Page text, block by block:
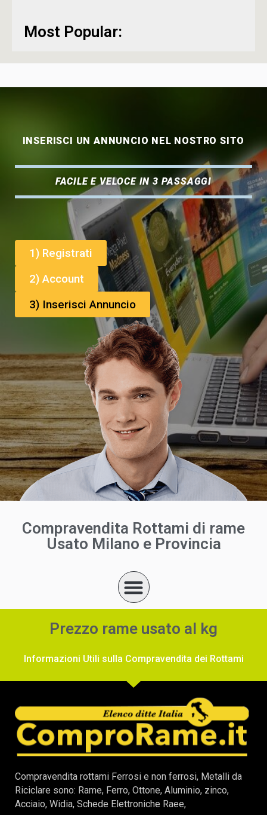
Most Popular:
INSERISCI UN ANNUNCIO NEL NOSTRO SITO
FACILE E VELOCE IN 3 PASSAGGI
1) Registrati
2) Account
3) Inserisci Annuncio
Compravendita Rottami di rame
Usato Milano e Provincia
Prezzo rame usato al kg
Informazioni Utili sulla Compravendita dei Rottami
Compravendita rottami Ferrosi e non ferrosi, Metalli da
Riciclare sono: Rame, Ferro, Ottone, Aluminio, zinco,
Acciaio, Widia, Schede Elettroniche Raee,